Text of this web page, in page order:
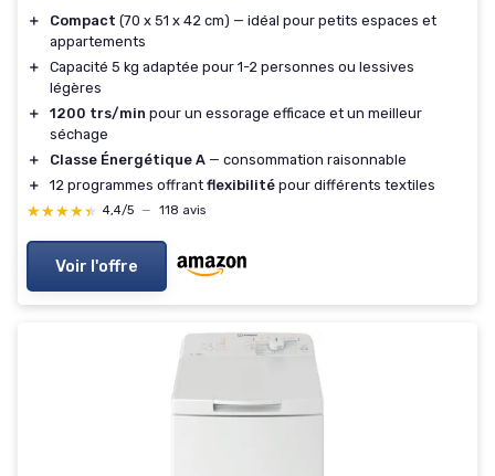
＋ Compact (70 x 51 x 42 cm) — idéal pour petits espaces et
appartements
＋
Capacité 5 kg adaptée pour 1-2 personnes ou lessives
légères
＋
1200 trs/min pour un essorage efficace et un meilleur
séchage
＋
Classe Énergétique A — consommation raisonnable
＋
12 programmes offrant flexibilité pour différents textiles
★★★★★
★★★★★ 4,4/5 — 118 avis
Voir l'offre